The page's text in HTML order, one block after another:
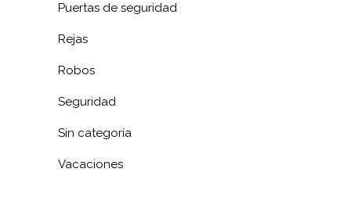
Puertas de seguridad
Rejas
Robos
Seguridad
Sin categoría
Vacaciones